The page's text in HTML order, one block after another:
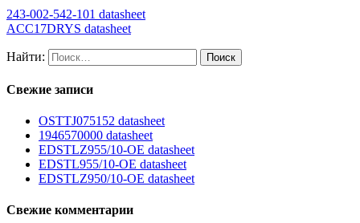
243-002-542-101 datasheet
ACC17DRYS datasheet
Найти:
Свежие записи
OSTTJ075152 datasheet
1946570000 datasheet
EDSTLZ955/10-OE datasheet
EDSTL955/10-OE datasheet
EDSTLZ950/10-OE datasheet
Свежие комментарии